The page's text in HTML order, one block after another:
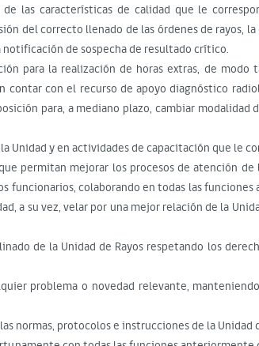
las características de calidad que le
del correcto llenado de las órdenes de rayos,
de sospecha de resultado crítico.
para la realización de horas extras, de modo
con el recurso de apoyo diagnóstico
para, a mediano plazo, cambiar modalidad
Unidad y en actividades de capacitación que le
permitan mejorar los procesos de atención de
funcionarios, colaborando en todas las funciones
a su vez, velar por una mejor relación de la
de la Unidad de Rayos respetando los
problema o novedad relevante,
normas, protocolos e instrucciones de la Unidad